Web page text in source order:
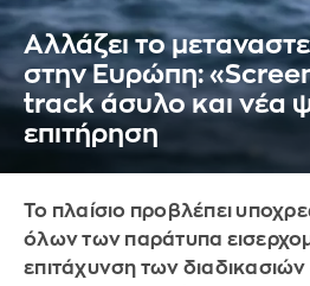
Αλλάζει το
στην Ευρώπη:
track άσυλο και νέα
επιτήρηση
Το πλαίσιο προβλέπει
όλων των παράτυπα
επιτάχυνση των